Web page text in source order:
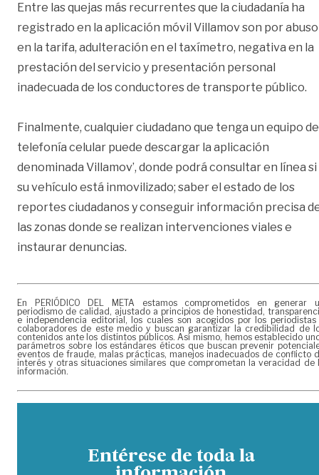
Entre las quejas más recurrentes que la ciudadanía ha
registrado en la aplicación móvil Villamov son por abuso
en la tarifa, adulteración en el taxímetro, negativa en la
prestación del servicio y presentación personal
inadecuada de los conductores de transporte público.
Finalmente, cualquier ciudadano que tenga un equipo de
telefonía celular puede descargar la aplicación
denominada Villamov’, donde podrá consultar en línea si
su vehículo está inmovilizado; saber el estado de los
reportes ciudadanos y conseguir información precisa
las zonas donde se realizan intervenciones viales e
instaurar denuncias.
En PERIÓDICO DEL META estamos comprometidos en generar
periodismo de calidad, ajustado a principios de honestidad,
e independencia editorial, los cuales son acogidos por los periodistas
colaboradores de este medio y buscan garantizar la credibilidad de
contenidos ante los distintos públicos. Así mismo, hemos establecido
parámetros sobre los estándares éticos que buscan prevenir
eventos de fraude, malas prácticas, manejos inadecuados de conflicto
interés y otras situaciones similares que comprometan la veracidad de
información.
Entérese de toda la